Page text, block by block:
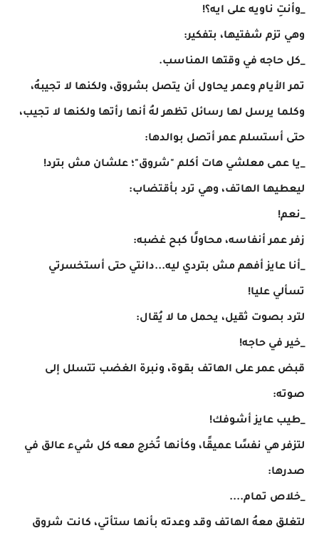
_وأنتِ ناويه على ايه؟!
وهي تزم شفتيها، بتفكير:
_كل حاجه في وقتها المناسب.
تمر الأيام وعمر يحاول أن يتصل بشروق، ولكنها لا تجيبهُ،
وكلما يرسل لها رسائل تظهر لهُ أنها رأتها ولكنها لا تجيب،
حتى أستسلم عمر أتصل بوالدها:
_يا عمى معلشي هات أكلم "شروق"؛ علشان مش بترد!
ليعطيها الهاتف، وهي ترد بأقتضاب:
_نعم!
زفر عمر أنفاسه، محاولًا كبح غضبه:
_أنا عايز أفهم مش بتردي ليه...دانتي حتى أستخسرتي
تسألي عليا!
لترد بصوت ثقيل، يحمل ما لا يُقال:
_خير في حاجه!
قبض عمر على الهاتف بقوة، ونبرة الغضب تتسلل إلى
صوته:
_طيب عايز أشوفك!
لتزفر هي نفسًا عميقًا، وكأنها تُخرج معه كل شيء عالق في
صدرها:
_خلاص تمام....
لتغلق معهُ الهاتف وقد وعدته بأنها ستأتي، كانت شروق